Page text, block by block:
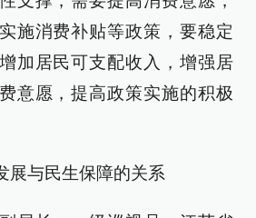
施消费补贴等政策，要稳定
加居民可支配收入，增强居
意愿，提高政策实施的积极
展与民生保障的关系